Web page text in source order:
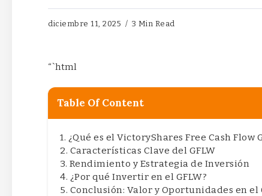
diciembre 11, 2025 3 Min Read
“`html
Table Of Content
¿Qué es el VictoryShares Free Cash Flow
Características Clave del GFLW
Rendimiento y Estrategia de Inversión
¿Por qué Invertir en el GFLW?
Conclusión: Valor y Oportunidades en el